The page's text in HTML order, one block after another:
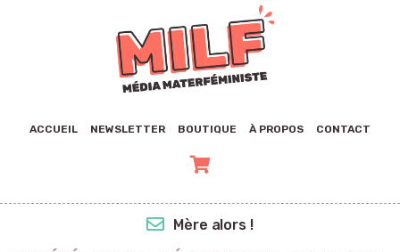
ACCUEIL NEWSLETTER BOUTIQUE À PROPOS CONTACT
Mère alors !